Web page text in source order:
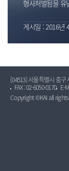
형사처벌됨을 유
게시일 : 2016년
[04513] 서울특별시 중
FAX : 02-6050-0170
E-
Copyright ©KAI all rights